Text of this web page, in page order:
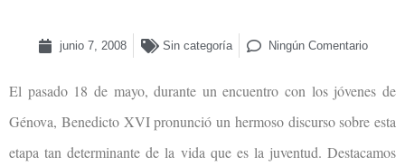
junio 7, 2008 Sin categoría Ningún Comentario
El pasado 18 de mayo, durante un encuentro con los jóvenes de
Génova, Benedicto XVI pronunció un hermoso discurso sobre esta
etapa tan determinante de la vida que es la juventud. Destacamos